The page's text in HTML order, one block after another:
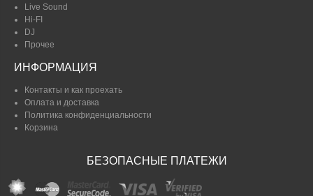
Live Sound
Hi-FI
DJ
Прочее
ИНФОРМАЦИЯ
Контакты и как проехать
Оплата и доставка
Политика конфиденциальности
Корзина
БЕЗОПАСНЫЕ ПЛАТЕЖИ